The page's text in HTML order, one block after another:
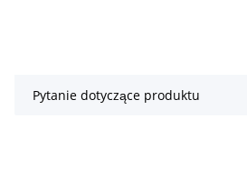
Pytanie dotyczące produktu